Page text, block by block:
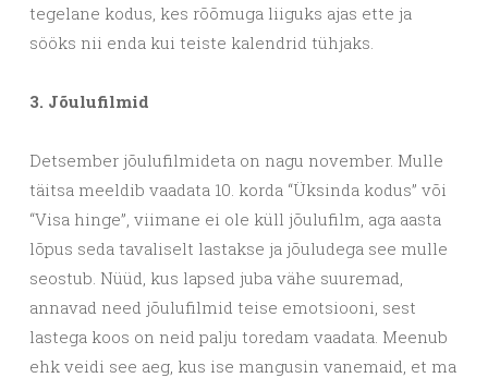
tegelane kodus, kes rõõmuga liiguks ajas ette ja
sööks nii enda kui teiste kalendrid tühjaks.
3. Jõulufilmid
Detsember jõulufilmideta on nagu november. Mulle
täitsa meeldib vaadata 10. korda “Üksinda kodus” või
“Visa hinge”, viimane ei ole küll jõulufilm, aga aasta
lõpus seda tavaliselt lastakse ja jõuludega see mulle
seostub. Nüüd, kus lapsed juba vähe suuremad,
annavad need jõulufilmid teise emotsiooni, sest
lastega koos on neid palju toredam vaadata. Meenub
ehk veidi see aeg, kus ise mangusin vanemaid, et ma